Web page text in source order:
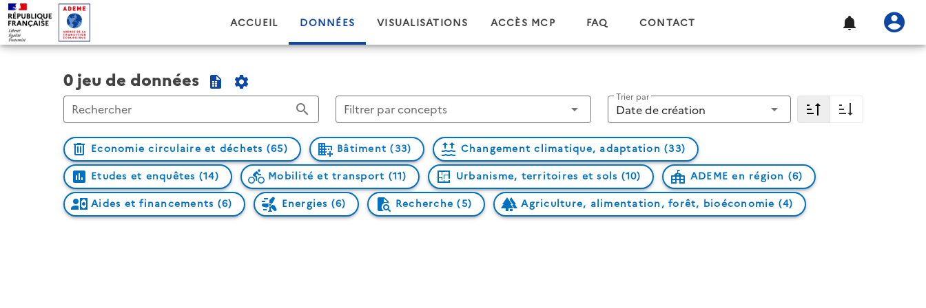
ACCUEIL DONNÉES VISUALISATIONS ACCÈS MCP FAQ CONTACT
0 jeu de données
Rechercher Filtrer par concepts
Trier par
Date de création
Economie circulaire et déchets (65) Bâtiment (33)
Changement climatique, adaptation (33)
Etudes et enquêtes (14)
Mobilité et transport (11) Urbanisme, territoires et sols (10)
ADEME en région (6)
Aides et financements (6)
Energies (6) Recherche (5) Agriculture, alimentation, forêt, bioéconomie (4)